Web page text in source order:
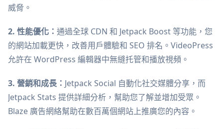
威脅。
2. 性能優化： 通過全球 CDN 和 Jetpack Boost 等功能，您
的網站加載更快，改善用戶體驗和 SEO 排名。VideoPress
允許在 WordPress 編輯器中無縫托管和播放視頻。
3. 營銷和成長： Jetpack Social 自動化社交媒體分享，而
Jetpack Stats 提供詳細分析，幫助您了解並增加受眾。
Blaze 廣告網絡幫助在數百萬個網站上推廣您的內容。